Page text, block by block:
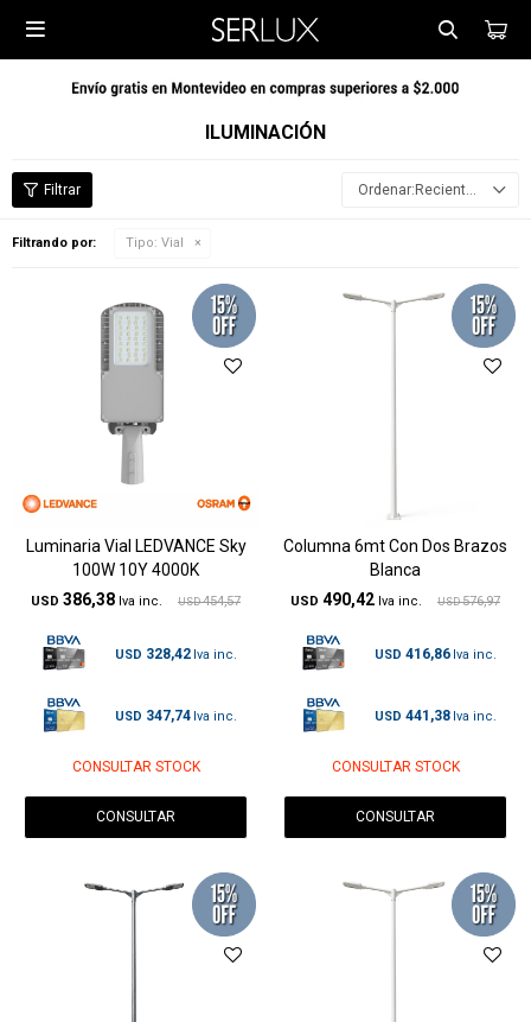

ILUMINACIÓN
Recientes
Filtrando por: Tipo: Vial
Luminaria Vial LEDVANCE Sky
100W 10Y 4000K
USD 386,38 USD 454,57
USD 328,42
USD 347,74
CONSULTAR STOCK
CONSULTAR
Columna 6mt Con Dos Brazos
Blanca
USD 490,42 USD 576,97
USD 416,86
USD 441,38
CONSULTAR STOCK
CONSULTAR